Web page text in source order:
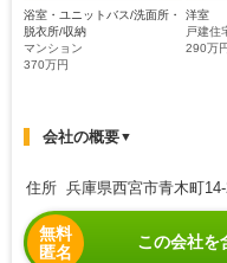
浴室・ユニットバス/洗面所・
脱衣所/収納
マンション
370万円
洋室
戸建住
290万
会社の概要▼
住所 兵庫県西宮市青木町
無料
匿名
この会社を